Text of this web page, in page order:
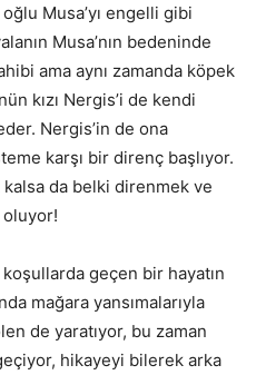
Musa’yı engelli gibi
Musa’nın bedeninde
ama aynı zamanda köpek
kızı Nergis’i de kendi
Nergis’in de ona
karşı bir direnç başlıyor.
kalsa da belki direnmek ve
oluyor!
geçen bir hayatın
mağara yansımalarıyla
de yaratıyor, bu zaman
hikayeyi bilerek arka